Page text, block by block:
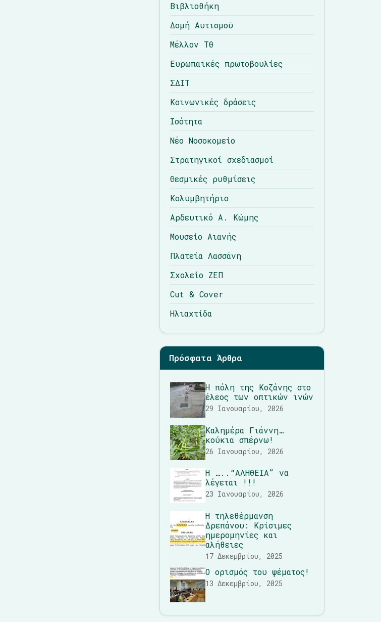
Βιβλιοθήκη
Δομή Αυτισμού
Μέλλον ΤΘ
Ευρωπαϊκές πρωτοβουλίες
ΣΔΙΤ
Κοινωνικές δράσεις
Ισότητα
Νέο Νοσοκομείο
Στρατηγικοί σχεδιασμοί
Θεσμικές ρυθμίσεις
Κολυμβητήριο
Αρδευτικό Α. Κώμης
Μουσείο Αιανής
Πλατεία Λασσάνη
Σχολείο ΖΕΠ
Cut & Cover
Ηλιαχτίδα
Πρόσφατα Άρθρα
Η πόλη της Κοζάνης στο
έλεος των οπτικών ινών
29 Ιανουαρίου, 2026
Καλημέρα Γιάννη…
κούκια σπέρνω!
26 Ιανουαρίου, 2026
Η …..“ΑΛΗΘΕΙΑ” να
λέγεται !!!
23 Ιανουαρίου, 2026
Η τηλεθέρμανση
Δρεπάνου: Κρίσιμες
ημερομηνίες και
αλήθειες
17 Δεκεμβρίου, 2025
Ο ορισμός του ψέματος!
13 Δεκεμβρίου, 2025